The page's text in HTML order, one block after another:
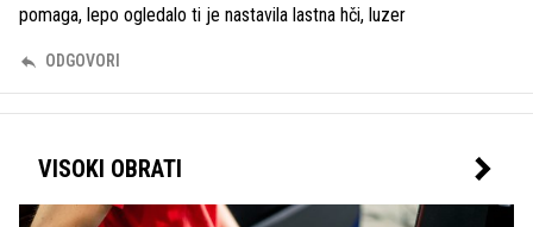
pomaga, lepo ogledalo ti je nastavila lastna hči, luzer
ODGOVORI
VISOKI OBRATI